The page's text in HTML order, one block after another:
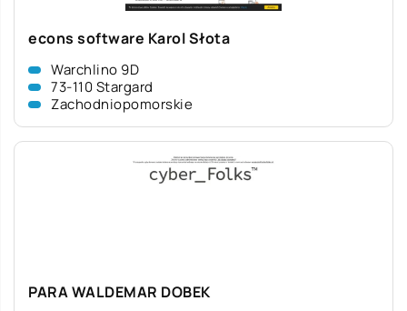
econs software Karol Słota
Warchlino 9D
73-110 Stargard
Zachodniopomorskie
PARA WALDEMAR DOBEK